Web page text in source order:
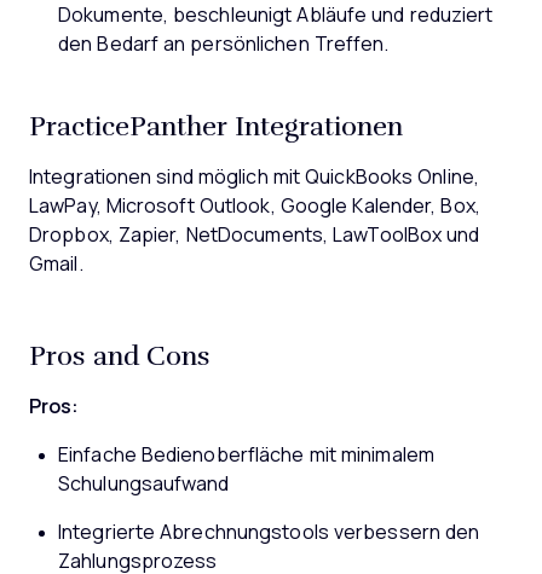
Dokumente, beschleunigt Abläufe und reduziert
den Bedarf an persönlichen Treffen.
PracticePanther Integrationen
Integrationen sind möglich mit QuickBooks Online,
LawPay, Microsoft Outlook, Google Kalender, Box,
Dropbox, Zapier, NetDocuments, LawToolBox und
Gmail.
Pros and Cons
Pros:
Einfache Bedienoberfläche mit minimalem
Schulungsaufwand
Integrierte Abrechnungstools verbessern den
Zahlungsprozess